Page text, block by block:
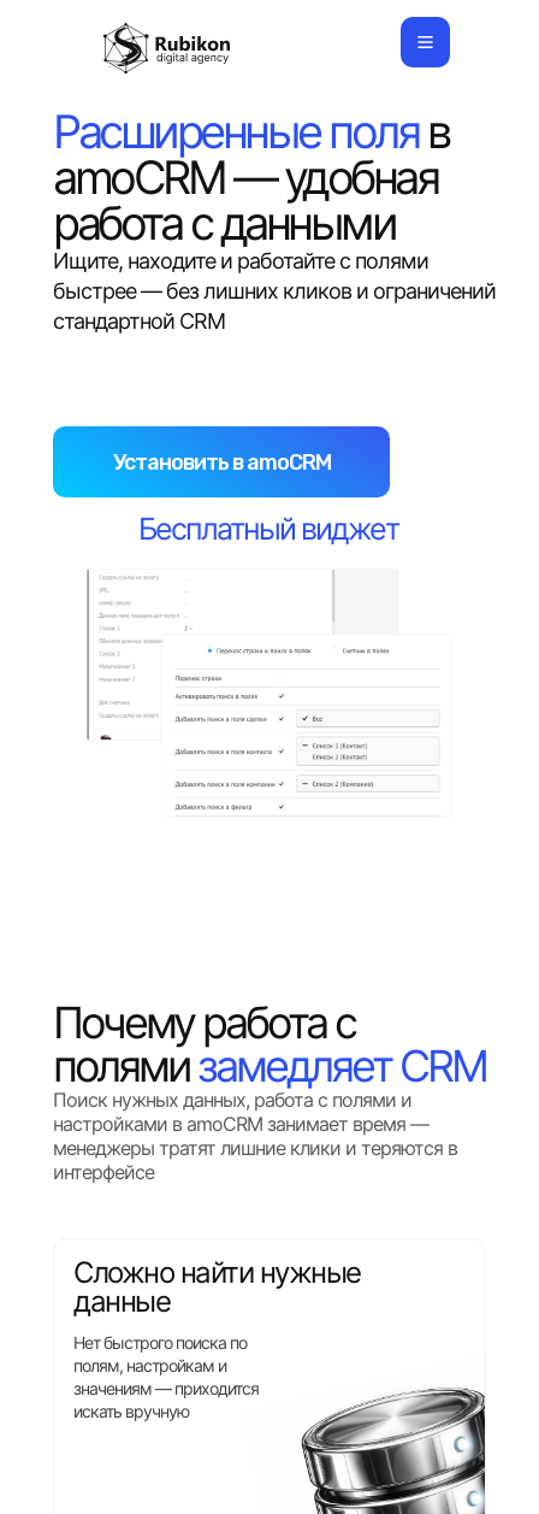
Продукты
Услуги
Лицензии
Кейсы
Связаться
© Copyright 2026 Rubikon. Все права защищены.
Бесплатный виджет
Расширенные поляв
amoCRM — удобная
работа с данными
Ищите, находите и работайте с полями
быстрее — без лишних кликов и ограничений
стандартной CRM
Установить в amoCRM
Почему работа с
полямизамедляет CRM
Поиск нужных данных, работа с полями и
настройками в amoCRM занимает время —
менеджеры тратят лишние клики и теряются в
интерфейсе
Сложно найти нужные
данные
Нет быстрого поиска по
полям, настройкам и
значениям — приходится
искать вручную